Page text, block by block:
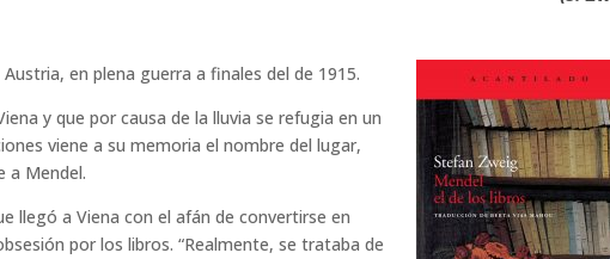
en plena guerra a finales del de 1915.
y que por causa de la lluvia se refugia en un
viene a su memoria el nombre del lugar,
a Mendel.
llegó a Viena con el afán de convertirse en
por los libros. “Realmente, se trataba de